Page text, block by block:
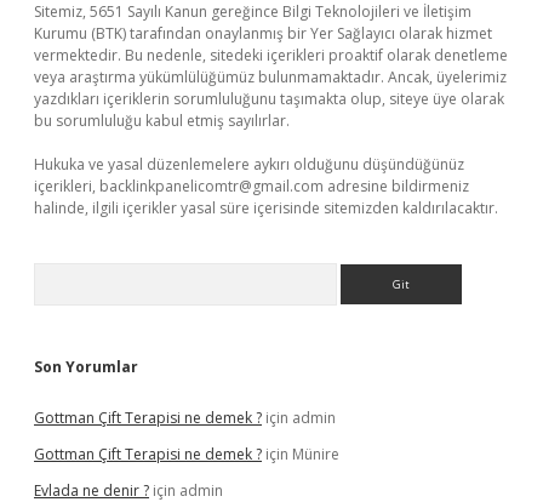
Sitemiz, 5651 Sayılı Kanun gereğince Bilgi Teknolojileri ve İletişim
Kurumu (BTK) tarafından onaylanmış bir Yer Sağlayıcı olarak hizmet
vermektedir. Bu nedenle, sitedeki içerikleri proaktif olarak denetleme
veya araştırma yükümlülüğümüz bulunmamaktadır. Ancak, üyelerimiz
yazdıkları içeriklerin sorumluluğunu taşımakta olup, siteye üye olarak
bu sorumluluğu kabul etmiş sayılırlar.
Hukuka ve yasal düzenlemelere aykırı olduğunu düşündüğünüz
içerikleri, backlinkpanelicomtr@gmail.com adresine bildirmeniz
halinde, ilgili içerikler yasal süre içerisinde sitemizden kaldırılacaktır.
Son Yorumlar
Gottman Çift Terapisi ne demek ? için admin
Gottman Çift Terapisi ne demek ? için Münire
Evlada ne denir ? için admin